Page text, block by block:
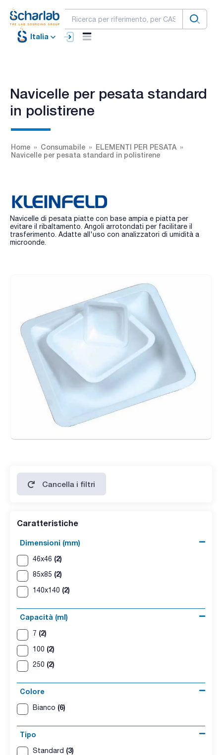
Italia
Navicelle per pesata standard
in polistirene
Home Consumabile
ELEMENTI PER PESATA
Navicelle per pesata standard in polistirene
Navicelle di pesata piatte con base ampia e piatta per
evitare il ribaltamento. Angoli arrotondati per facilitare il
trasferimento. Adatte all'uso con analizzatori di umidità a
microonde.
Cancella i filtri
Caratteristiche
Dimensioni (mm)
46x46 (2)
85x85 (2)
140x140 (2)
Capacità (ml)
7 (2)
100 (2)
250 (2)
Colore
Bianco (6)
Tipo
Standard (3)